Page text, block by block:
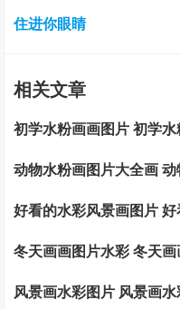
住进你眼睛
相关文章
初学水粉画画图片 初学
动物水粉画图片大全画
好看的水彩风景画图片
冬天画画图片水彩 冬天
风景画水彩图片 风景画